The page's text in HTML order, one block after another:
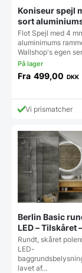
Koniseur spejl
sort
Flot Spejl med 4
aluminimums
Wallshop's egen
Fra 499,00 DKK
Vi prismatcher
Berlin Basic
LED – Tilskåret
størrelser
Rundt, skåret
LED-
lavet af…